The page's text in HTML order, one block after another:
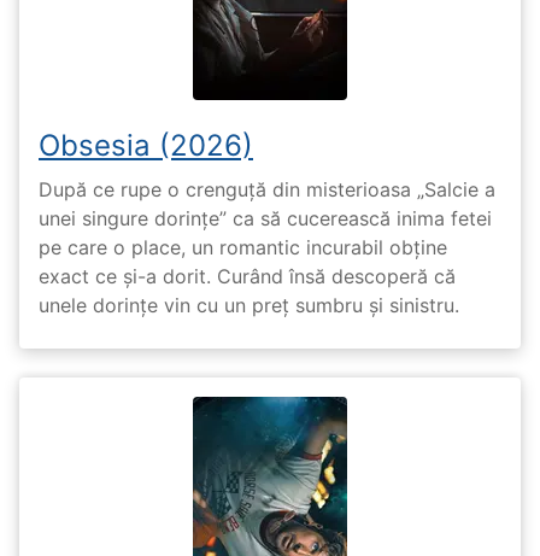
Obsesia (2026)
După ce rupe o crenguță din misterioasa „Salcie a
unei singure dorințe” ca să cucerească inima fetei
pe care o place, un romantic incurabil obține
exact ce și-a dorit. Curând însă descoperă că
unele dorințe vin cu un preț sumbru și sinistru.